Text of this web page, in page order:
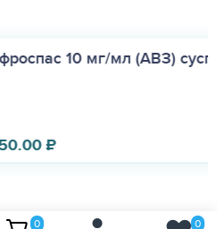
весом более 20 кг...
0 0